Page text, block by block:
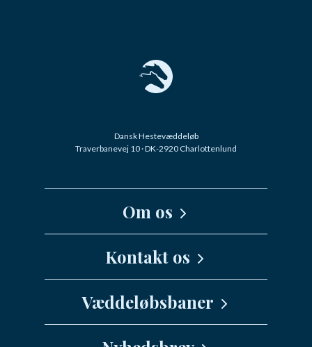
Dansk Hestevæddeløb
Traverbanevej 10 · DK-2920 Charlottenlund
Om os
Kontakt os
info@danskhv.dk
Væddeløbsbaner